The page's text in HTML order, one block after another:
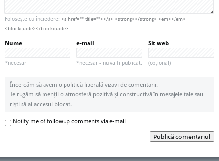
Foloseşte cu încredere: <a href="" title=""></a> <strong></strong> <em></em>
<blockquote></blockquote>
Nume
*necesar
e-mail
*necesar - nu va fi publicat.
Sit web
(opțional)
Încercăm să avem o politică liberală vizavi de comentarii.
Te rugăm să menții o atmosferă pozitivă și constructivă în mesajele tale sau
riști să ai accesul blocat.
Notify me of followup comments via e-mail
Publică comentariul